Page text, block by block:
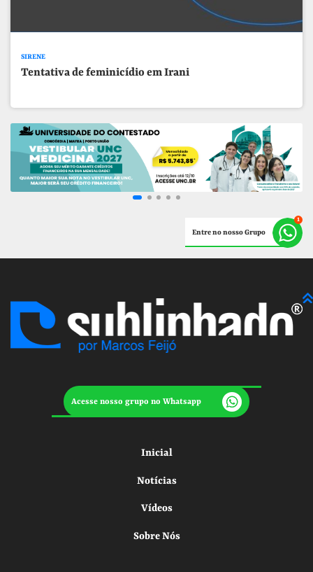
SIRENE
Tentativa de feminicídio em Irani
Entre no nosso Grupo
Acesse nosso grupo no Whatsapp
Inicial
Notícias
Vídeos
Sobre Nós